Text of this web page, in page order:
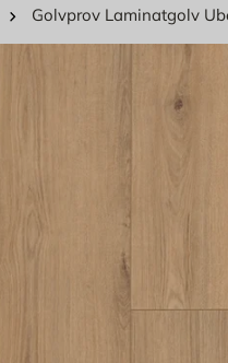
Golvprov Laminatgolv